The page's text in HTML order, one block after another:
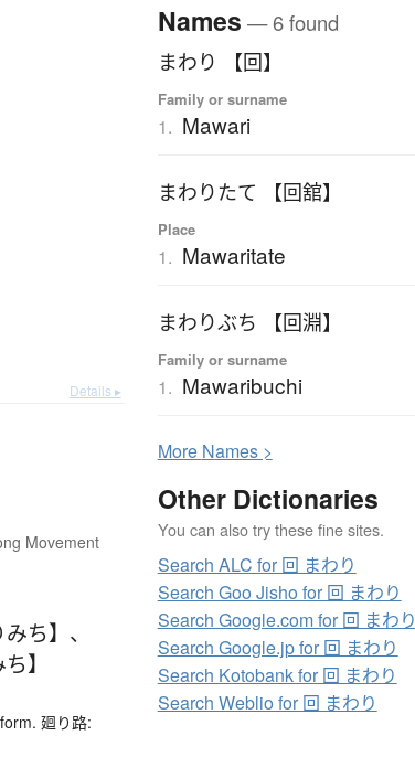
Details ▸
Movement
ち】 、
】
廻り路:
Names — 6 found
まわり 【回】
Family or surname
1. Mawari
まわりたて 【回舘】
Place
1. Mawaritate
まわりぶち 【回淵】
Family or surname
1. Mawaribuchi
More Names >
Other Dictionaries
You can also try these fine sites.
Search ALC for 回 まわり
Search Goo Jisho for 回 まわり
Search Google.com for 回 まわり
Search Google.jp for 回 まわり
Search Kotobank for 回 まわり
Search Weblio for 回 まわり